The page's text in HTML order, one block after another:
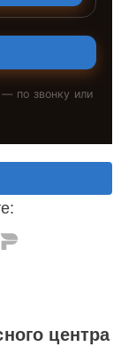
— по звонку или
центра